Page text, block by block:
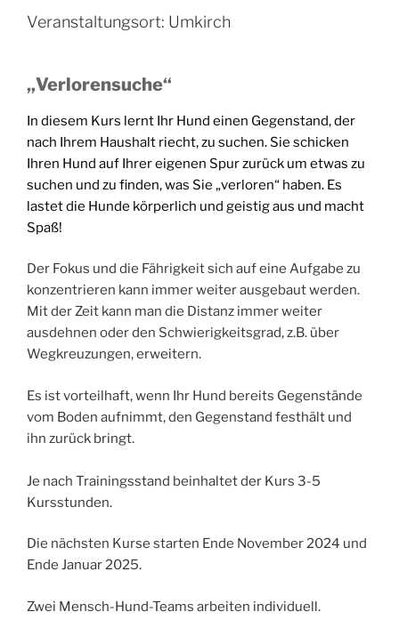
Veranstaltungsort: Umkirch
„Verlorensuche“
In diesem Kurs lernt Ihr Hund einen Gegenstand, der
nach Ihrem Haushalt riecht, zu suchen. Sie schicken
Ihren Hund auf Ihrer eigenen Spur zurück um etwas zu
suchen und zu finden, was Sie „verloren“ haben. Es
lastet die Hunde körperlich und geistig aus und macht
Spaß!
Der Fokus und die Fährigkeit sich auf eine Aufgabe zu
konzentrieren kann immer weiter ausgebaut werden.
Mit der Zeit kann man die Distanz immer weiter
ausdehnen oder den Schwierigkeitsgrad, z.B. über
Wegkreuzungen, erweitern.
Es ist vorteilhaft, wenn Ihr Hund bereits Gegenstände
vom Boden aufnimmt, den Gegenstand festhält und
ihn zurück bringt.
Je nach Trainingsstand beinhaltet der Kurs 3-5
Kursstunden.
Die nächsten Kurse starten Ende November 2024 und
Ende Januar 2025.
Zwei Mensch-Hund-Teams arbeiten individuell.